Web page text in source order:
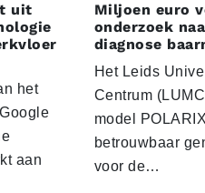
uit
het
aan
Miljoen euro
onderzoek
diagnose
Het Leids
Centrum
model
betrouwbaar
voor de…